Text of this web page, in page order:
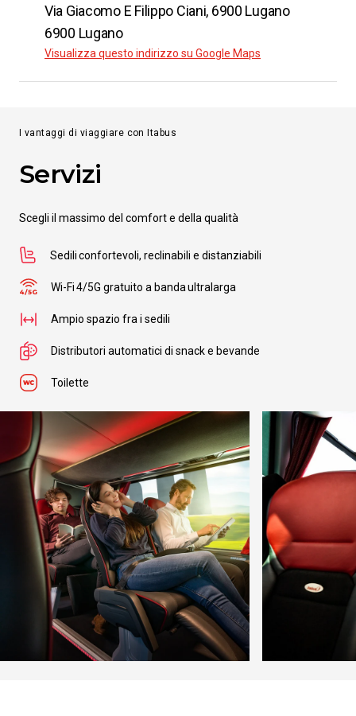
Via Giacomo E Filippo Ciani, 6900 Lugano
6900 Lugano
Visualizza questo indirizzo su Google Maps
I vantaggi di viaggiare con Itabus
Servizi
Scegli il massimo del comfort e della qualità
Sedili confortevoli, reclinabili e distanziabili
Wi-Fi 4/5G gratuito a banda ultralarga
Ampio spazio fra i sedili
Distributori automatici di snack e bevande
Toilette